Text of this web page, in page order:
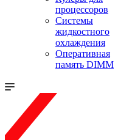
процессоров
Системы
жидкостного
охлаждения
Оперативная
память DIMM